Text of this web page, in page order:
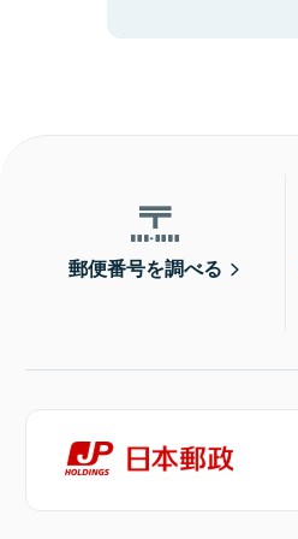
郵便番号を調べる